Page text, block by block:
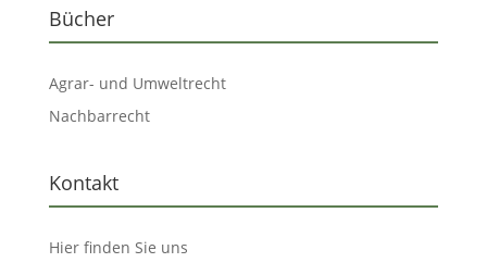
Bücher
Agrar- und Umweltrecht
Nachbarrecht
Kontakt
Hier finden Sie uns